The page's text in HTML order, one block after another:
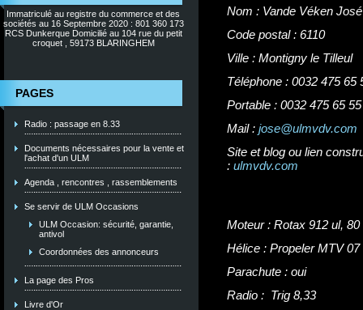
Immatriculé au registre du commerce et des
sociétés au 16 Septembre 2020 : 801 360 173
RCS Dunkerque Domicilié au 104 rue du petit
croquet , 59173 BLARINGHEM
PAGES
Radio : passage en 8.33
Documents nécessaires pour la vente et
l'achat d'un ULM
Agenda , rencontres , rassemblements
Se servir de ULM Occasions
ULM Occasion: sécurité, garantie,
antivol
Coordonnées des annonceurs
La page des Pros
Livre d'Or
Nom : Vande Véken José
Code postal : 6110
Ville : Montigny le Tilleul
Téléphone : 0032 475 65
Portable : 0032 475 65
Mail : jose@ulmvdv.com
Site et blog ou lien
: ulmvdv.com
Moteur : Rotax 912 ul,
Hélice : Propeler MTV
Parachute : oui
Radio : Trig 8,33